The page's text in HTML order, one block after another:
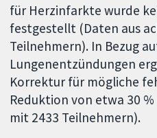
für Herzinfarkte wurde
festgestellt (Daten aus
Teilnehmern). In Bezug
Lungenentzündungen
Korrektur für mögliche
Reduktion von etwa 30
mit 2433 Teilnehmern).